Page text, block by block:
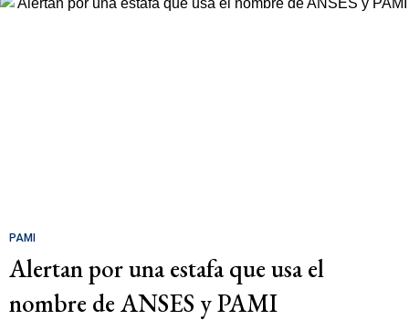
PAMI
Alertan por una estafa que usa el
nombre de ANSES y PAMI